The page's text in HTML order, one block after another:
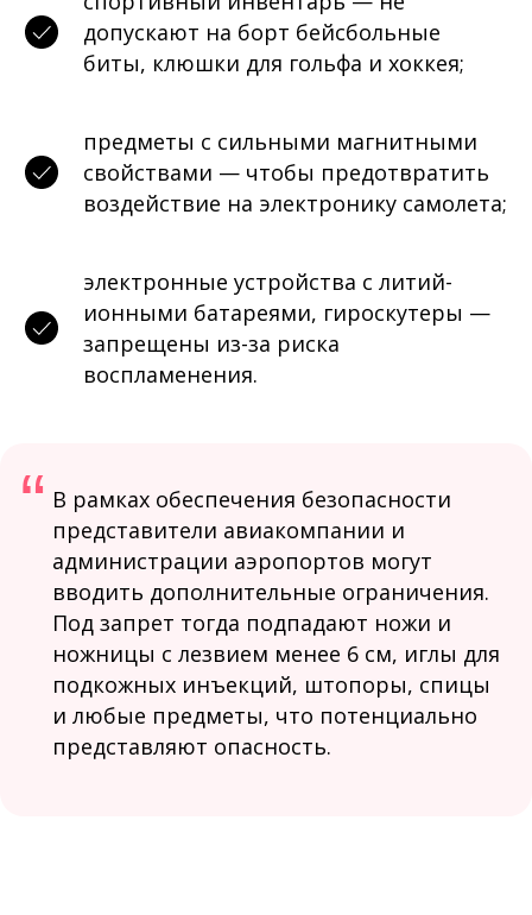
допускают на борт бейсбольные
биты, клюшки для гольфа и хоккея;
предметы с сильными магнитными
свойствами — чтобы предотвратить
воздействие на электронику самолета;
электронные устройства с литий-
ионными батареями, гироскутеры —
запрещены из-за риска
воспламенения.
“ В рамках обеспечения безопасности
представители авиакомпании и
администрации аэропортов могут
вводить дополнительные ограничения.
Под запрет тогда подпадают ножи и
ножницы с лезвием менее 6 см, иглы для
подкожных инъекций, штопоры, спицы
и любые предметы, что потенциально
представляют опасность.